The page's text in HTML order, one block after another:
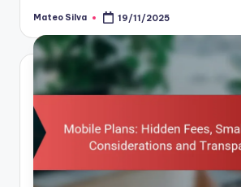
Posted
Mateo Silva 19/11/2025